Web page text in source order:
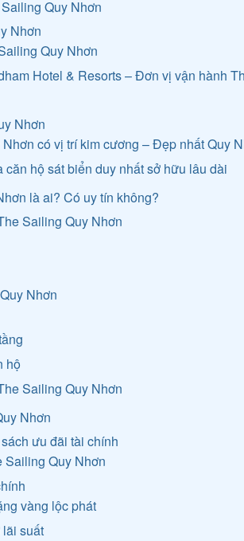
Quy Nhơn
Nhơn
Quy Nhơn
Hotel & Resorts – Đơn vị vận hành
Nhơn
có vị trí kim cương – Đẹp nhất Quy
hộ sát biển duy nhất sở hữu lâu dài
là ai? Có uy tín không?
Sailing Quy Nhơn
Nhơn
hộ
Sailing Quy Nhơn
Nhơn
ưu đãi tài chính
Sailing Quy Nhơn
vàng lộc phát
lãi suất